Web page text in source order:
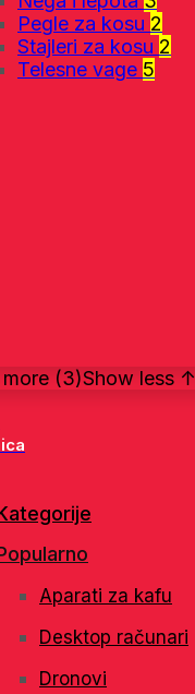
Pegle za kosu 2
Stajleri za kosu 2
Telesne vage 5
(3)Show less ↑
Aparati za kafu
Desktop računari
Dronovi